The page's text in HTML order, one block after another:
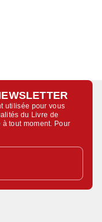
utilisée pour vous
du Livre de
tout moment. Pour